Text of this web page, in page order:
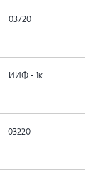
03720
ИИФ - 1к
03220